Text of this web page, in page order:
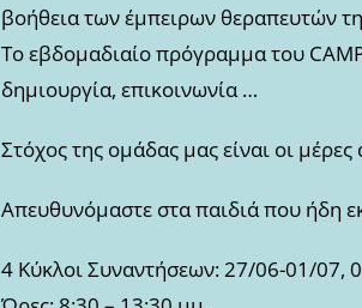
βοήθεια των έμπειρων θεραπευτών
Το εβδομαδιαίο πρόγραμμα του
δημιουργία, επικοινωνία …
Στόχος της ομάδας μας είναι οι
Απευθυνόμαστε στα παιδιά που ήδη
4 Κύκλοι Συναντήσεων: 27/06-01/